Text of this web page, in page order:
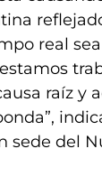
real
raíz y
sede del